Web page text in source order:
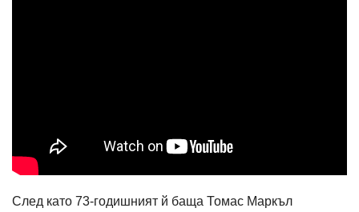
След като 73-годишният й баща Томас Маркъл